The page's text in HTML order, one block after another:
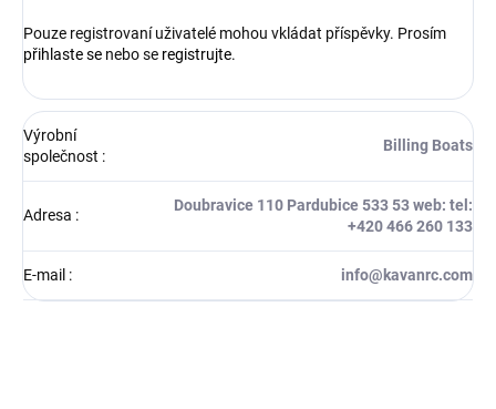
Pouze registrovaní uživatelé mohou vkládat příspěvky. Prosím
přihlaste se nebo se registrujte.
Výrobní
společnost :
Billing Boats
Adresa :
Doubravice 110 Pardubice 533 53 web: tel:
+420 466 260 133
E-mail : info@kavanrc.com